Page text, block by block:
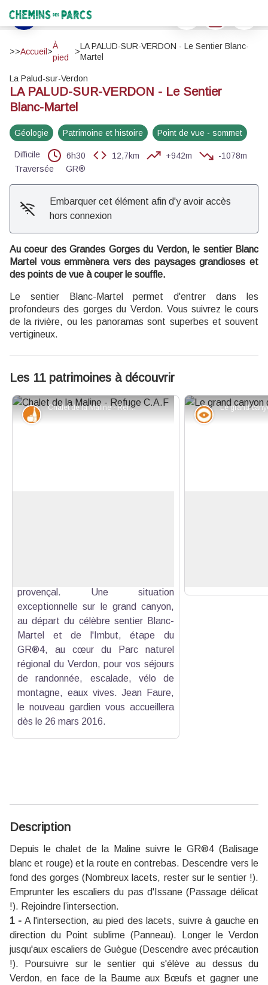
Chemins des Parcs
Voir l'image en plein écran
>>Accueil >
À
pied
>
LA PALUD-SUR-VERDON - Le Sentier Blanc-
Martel
La Palud-sur-Verdon
LA PALUD-SUR-VERDON - Le Sentier
Blanc-Martel
Géologie Patrimoine et histoire Point de vue - sommet
Difficile 6h30 12,7km +942m
-1078m
Traversée
GR®
Embarquer cet élément afin d'y avoir accès
hors connexion
Au coeur des Grandes Gorges du Verdon, le sentier Blanc
Martel vous emmènera vers des paysages grandioses et
des points de vue à couper le souffle.
Le sentier Blanc-Martel permet d'entrer dans les
profondeurs des gorges du Verdon. Vous suivrez le cours
de la rivière, ou les panoramas sont superbes et souvent
vertigineux.
Les 11 patrimoines à découvrir
Chalet de la Maline - Refuge C.A.F - ©Stefano Blanc - PNR Verdon
Produits du terroir
provençal. Une situation
exceptionnelle sur le grand canyon,
au départ du célèbre sentier Blanc-
Martel et de l'Imbut, étape du
GR®4, au cœur du Parc naturel
régional du Verdon, pour vos séjours
de randonnée, escalade, vélo de
montagne, eaux vives. Jean Faure,
le nouveau gardien vous accueillera
dès le 26 mars 2016.
Point de
Description
Depuis le chalet de la Maline suivre le GR®4 (Balisage
blanc et rouge) et la route en contrebas. Descendre vers le
fond des gorges (Nombreux lacets, rester sur le sentier !).
Emprunter les escaliers du pas d'Issane (Passage délicat
!). Rejoindre l’intersection.
1 - A l'intersection, au pied des lacets, suivre à gauche en
direction du Point sublime (Panneau). Longer le Verdon
jusqu'aux escaliers de Guègue (Descendre avec précaution
!). Poursuivre sur le sentier qui s'élève au dessus du
Verdon, en face de la Baume aux Bœufs et gagner une